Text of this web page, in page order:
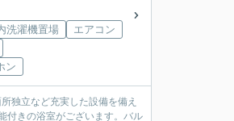
洗濯機置場
エアコン
ン
独立など充実した設備を備え
付きの浴室がございます。バル